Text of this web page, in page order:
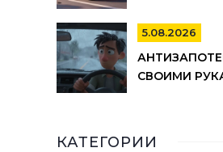
5.08.2026
СВОИМИ
КАТЕГОРИИ